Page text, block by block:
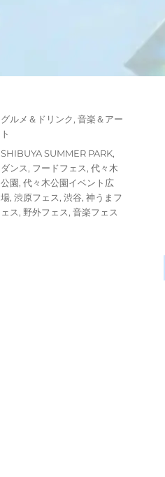
投
稿
カ
テ
リ
ー
グルメ＆ドリンク, 音楽＆アー
ト
タ
グ
SHIBUYA SUMMER PARK,
ダンス, フードフェス, 代々木
公園, 代々木公園イベント広
場, 渋原フェス, 渋谷, 神うまフ
ェス, 野外フェス, 音楽フェス